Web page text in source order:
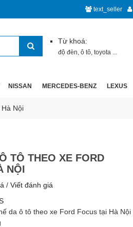
text_seller
Từ khoá:
độ đèn,ô tô,toyota ...
NISSAN MERCEDES-BENZ LEXUS
Nội
TÔ THEO XE FORD
NỘI
/ Viết đánh giá
da ô tô theo xe Ford Focus tại Hà Nội